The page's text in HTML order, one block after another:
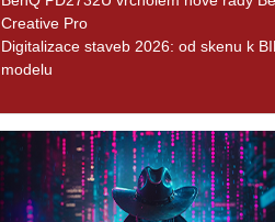
Creative Pro
Digitalizace staveb 2026: od skenu k
modelu